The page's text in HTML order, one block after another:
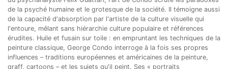
de la psyché humaine et le grotesque de la société. Il témoigne aussi
de la capacité d'absorption par l'artiste de la culture visuelle qui
l'entoure, mêlant sans hiérarchie culture populaire et références
érudites. Huile et fusain sur toile : en empruntant les techniques de la
peinture classique, George Condo interroge à la fois ses propres
influences – traditions européennes et américaines de la peinture,
graff, cartoons – et les sujets qu'il peint. Ses « portraits